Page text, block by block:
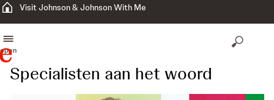
Visit Johnson & Johnson With Me
open
Specialisten aan het woord